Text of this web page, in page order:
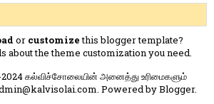
or customizethis blogger template?
about the theme customization you need.
2024 கல்விச்சோலையின் அனைத்து உரிமைகளும்
Powered byBlogger.